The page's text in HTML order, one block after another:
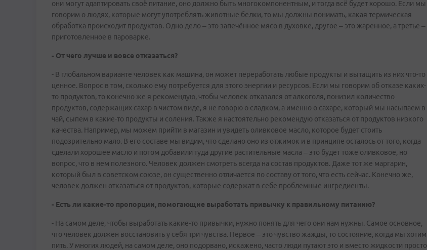
они могут адаптировать своё питание, оно должно быть многокомпонентным, и тогда всё будет хорошо. Если мы
говорим о людях, которые могут употреблять животные белки, то мы должны понимать, какая термическая
обработка происходит продуктов. Одно дело – это запечённое мясо в духовке, другое – это жаренное, а третье –
приготовленное в пароварке.
- От чего лучше и вовсе отказаться?
- В глобальном варианте человек как машина, он может переработать любые продукты и вытащить из них что-то
ценное. Вопрос в том, сколько ему потребуется для этого энергии и ресурсов. Если мы говорим об отказе каких-
то продуктов, то конечно же я рекомендую, чтобы человек отказался от алкоголя, понизил количество
продуктов, содержащих сахар в чистом виде, я не говорю о сладком, а именно о сахаре, который мы насыпаем в
чай, сыпем в какие-то продукты и соления. Также я настоятельно рекомендую отказаться от продуктов низкого
качества. Например, мы можем прийти в магазин и увидеть оливковое масло, которое будет стоить
подозрительно мало. В его составе мы видим, что сделано оно из отжимок и в принципе осталось от того, когда
сделали хорошее масло и потом добавили туда другие растительные масла – это будет тоже оливковое, но
вопрос, что в нем полезного. Человек должен смотреть всегда на состав продуктов. Даже тот же маргарин,
который был в советском союзе, он существенно отличается по составу от того, что есть сейчас. Конечно же,
человек должен отказаться от продуктов, которые содержат в себе проблемные ингредиенты.
- Есть ли какие-то пропорции, помогающие выработать привычку к правильному питанию?
- На самом деле, чтобы выработать какие-то привычки, нужно понять для чего они нам нужны. Самое основное,
что человек должен восстановить у себя три чувства. Первое – это чувство жажды, то состояние, когда мы хотим
пить. У многих людей, на самом деле, оно подорвано, искажено, часто люди путают это и вместо жидкости просто